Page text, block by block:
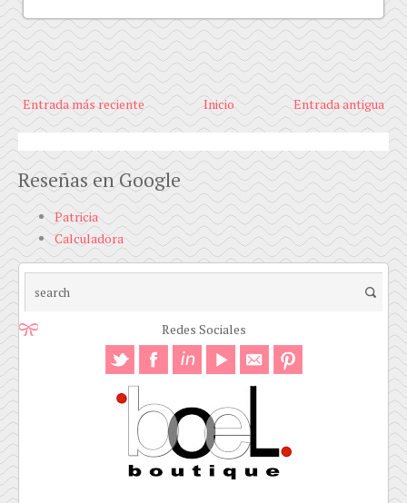
Entrada más reciente Entrada antigua
Inicio
Reseñas en Google
Patricia
Calculadora
Redes Sociales